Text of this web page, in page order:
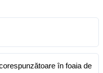
în foaia de